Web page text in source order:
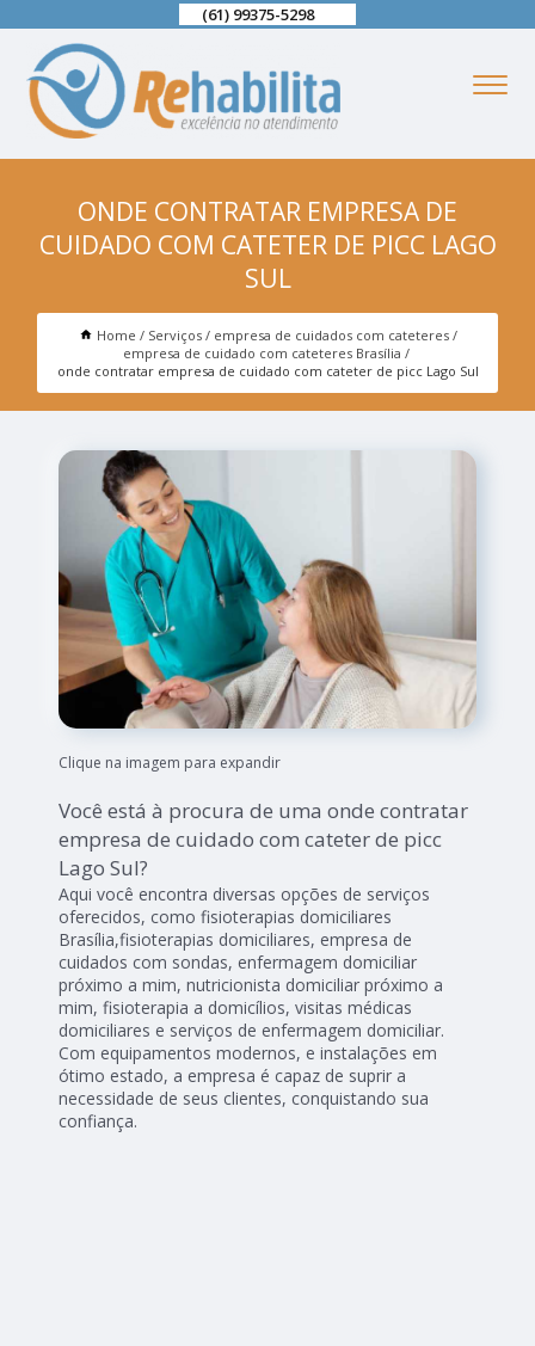
(61) 99375-5298
ONDE CONTRATAR EMPRESA DE
CUIDADO COM CATETER DE PICC LAGO
SUL
Home Serviços
empresa de cuidados com cateteres
empresa de cuidado com cateteres Brasília
onde contratar empresa de cuidado com cateter de picc Lago Sul
Clique na imagem para expandir
Você está à procura de uma onde contratar
empresa de cuidado com cateter de picc
Lago Sul?
Aqui você encontra diversas opções de serviços
oferecidos, como fisioterapias domiciliares
Brasília,fisioterapias domiciliares, empresa de
cuidados com sondas, enfermagem domiciliar
próximo a mim, nutricionista domiciliar próximo a
mim, fisioterapia a domicílios, visitas médicas
domiciliares e serviços de enfermagem domiciliar.
Com equipamentos modernos, e instalações em
ótimo estado, a empresa é capaz de suprir a
necessidade de seus clientes, conquistando sua
confiança.